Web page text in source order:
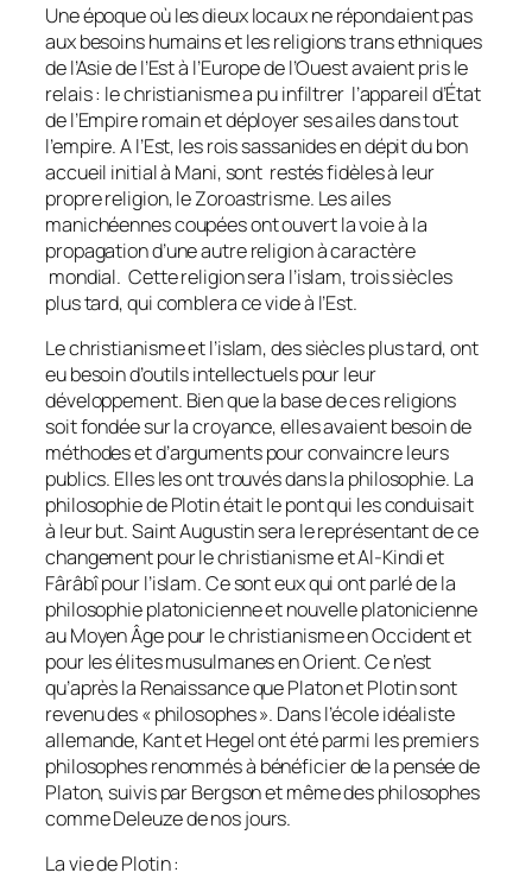
Une époque où les dieux locaux ne répondaient pas
aux besoins humains et les religions trans ethniques
de l’Asie de l’Est à l’Europe de l’Ouest avaient pris le
relais : le christianisme a pu infiltrer l’appareil d’État
de l’Empire romain et déployer ses ailes dans tout
l’empire. A l’Est, les rois sassanides en dépit du bon
accueil initial à Mani, sont restés fidèles à leur
propre religion, le Zoroastrisme. Les ailes
manichéennes coupées ont ouvert la voie à la
propagation d’une autre religion à caractère
mondial. Cette religion sera l’islam, trois siècles
plus tard, qui comblera ce vide à l’Est.
Le christianisme et l’islam, des siècles plus tard, ont
eu besoin d’outils intellectuels pour leur
développement. Bien que la base de ces religions
soit fondée sur la croyance, elles avaient besoin de
méthodes et d’arguments pour convaincre leurs
publics. Elles les ont trouvés dans la philosophie. La
philosophie de Plotin était le pont qui les conduisait
à leur but. Saint Augustin sera le représentant de ce
changement pour le christianisme et Al-Kindi et
Fârâbî pour l’islam. Ce sont eux qui ont parlé de la
philosophie platonicienne et nouvelle platonicienne
au Moyen Âge pour le christianisme en Occident et
pour les élites musulmanes en Orient. Ce n’est
qu’après la Renaissance que Platon et Plotin sont
revenu des « philosophes ». Dans l’école idéaliste
allemande, Kant et Hegel ont été parmi les premiers
philosophes renommés à bénéficier de la pensée de
Platon, suivis par Bergson et même des philosophes
comme Deleuze de nos jours.
La vie de Plotin :